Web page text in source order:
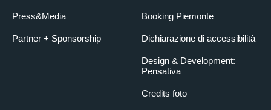
Press&Media
Partner + Sponsorship
Booking Piemonte
Dichiarazione di accessibilità
Design & Development:
Pensativa
Credits foto